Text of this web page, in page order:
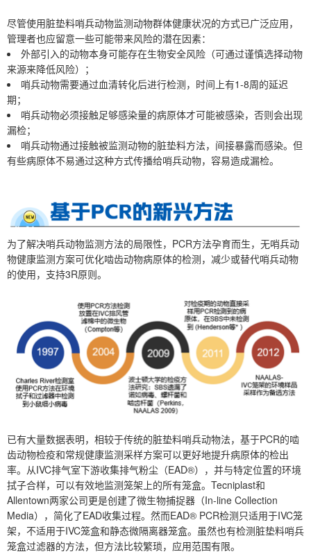
尽管使用脏垫料哨兵动物监测动物群体健康状况的方式已广泛应用，
管理者也应留意一些可能带来风险的潜在因素：
外部引入的动物本身可能存在生物安全风险（可通过谨慎选择动物
来源来降低风险）；
哨兵动物需要通过血清转化后进行检测，时间上有1-8周的延迟
期；
哨兵动物必须接触足够感染量的病原体才可能被感染，否则会出现
漏检；
哨兵动物通过接触被监测动物的脏垫料方法，间接暴露而感染。但
有些病原体不易通过这种方式传播给哨兵动物，容易造成漏检。
为了解决哨兵动物监测方法的局限性，PCR方法孕育而生，无哨兵动
物健康监测方案可优化啮齿动物病原体的检测，减少或替代哨兵动物
的使用，支持3R原则。
已有大量数据表明，相较于传统的脏垫料哨兵动物法，基于PCR的啮
齿动物检疫和常规健康监测采样方案可以更好地提升病原体的检出
率。从IVC排气室下游收集排气粉尘（EAD®），并与特定位置的环境
拭子合样，可以有效地监测笼架上的所有笼盒。Tecniplast和
Allentown两家公司更是创建了微生物捕捉器（In-line Collection
Media），简化了EAD收集过程。然而EAD® PCR检测只适用于IVC笼
架，不适用于IVC笼盒和静态微隔离器笼盒。虽然也有检测脏垫料哨兵
笼盒过滤器的方法，但方法比较繁琐，应用范围有限。